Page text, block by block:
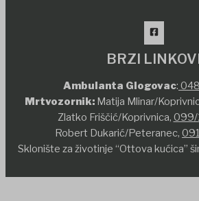
BRZI
Ambulanta Glogovac:
Mrtvozornik:Matija Mlinar/
Zlatko Friščić/Koprivnica,
Robert Dukarić/Peteranec,
Sklonište za životinje “Ottova kućica”